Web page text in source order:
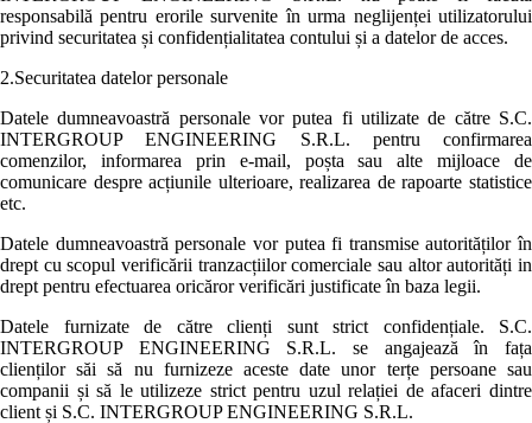
responsabilă pentru erorile survenite în urma neglijenței utilizatorului
privind securitatea și confidențialitatea contului și a datelor de acces.
2.Securitatea datelor personale
Datele dumneavoastră personale vor putea fi utilizate de către S.C.
INTERGROUP ENGINEERING S.R.L. pentru confirmarea
comenzilor, informarea prin e-mail, poșta sau alte mijloace de
comunicare despre acțiunile ulterioare, realizarea de rapoarte statistice
etc.
Datele dumneavoastră personale vor putea fi transmise autorităților în
drept cu scopul verificării tranzacțiilor comerciale sau altor autorități in
drept pentru efectuarea oricăror verificări justificate în baza legii.
Datele furnizate de către clienți sunt strict confidențiale. S.C.
INTERGROUP ENGINEERING S.R.L. se angajează în fața
clienților săi să nu furnizeze aceste date unor terțe persoane sau
companii și să le utilizeze strict pentru uzul relației de afaceri dintre
client și S.C. INTERGROUP ENGINEERING S.R.L.